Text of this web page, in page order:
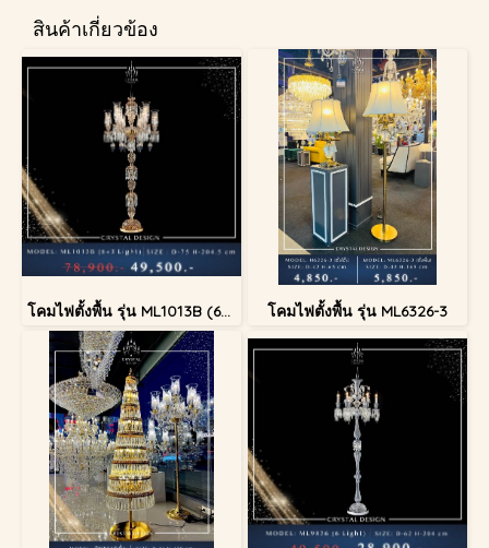
สินค้าเกี่ยวข้อง
โคมไฟตั้งพื้น รุ่น ML1013B (6+3 Light) โคมไฟตั้งพื้น รุ่น ML6326-3